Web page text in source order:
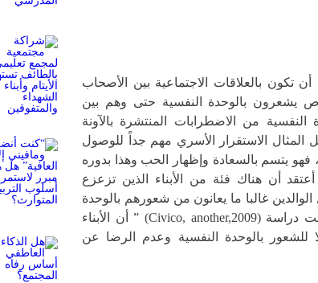
تكون بالعلاقات الاجتماعية بين الأصحاب
يشعرون بالوحدة النفسية حتى وهم بين
النفسية من الاضطرابات المنتشرة بالآونة
المثال الاستقرار الأسري مهم جداً للوصول
فهو يتسم بالسعادة وإظهار الحب وهذا بدوره
أن هناك فئة من الأبناء الذين تزعزع
غالبا ما يعانون من شعورهم بالوحدة
النفسية وذلك لانشغال الوالدين حيث أثبتت دراسة (Civico, another,2009) ” أن الأبناء
للشعور بالوحدة النفسية وعدم الرضا عن